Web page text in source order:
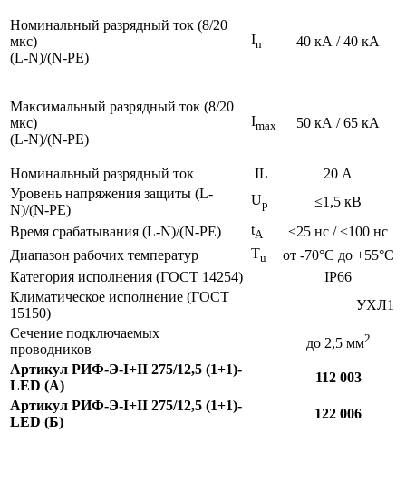
Номинальный разрядный ток (8/20
мкс)
(L-N)/(N-PE)
In 40 кА / 40 кА
Максимальный разрядный ток (8/20
мкс)
(L-N)/(N-PE)
Imax 50 кА / 65 кА
Номинальный разрядный ток IL
20 А
Уровень напряжения защиты (L-
N)/(N-PE)
Up
≤1,5 кВ
Время срабатывания (L-N)/(N-PE)
tA
≤25 нс / ≤100 нс
Диапазон рабочих температур
Tu
от -70°С до +55°С
Категория исполнения (ГОСТ 14254)
IP66
Климатическое исполнение (ГОСТ
15150)
УХЛ1
Сечение подключаемых
проводников
до 2,5 мм2
Артикул РИФ-Э-I+II 275/12,5 (1+1)-
LED (А)
112 003
Артикул РИФ-Э-I+II 275/12,5 (1+1)-
LED (Б)
122 006